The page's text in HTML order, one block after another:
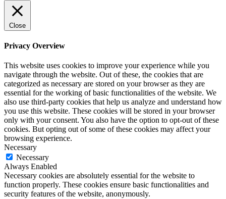
Close
Privacy Overview
This website uses cookies to improve your experience while you
navigate through the website. Out of these, the cookies that are
categorized as necessary are stored on your browser as they are
essential for the working of basic functionalities of the website. We
also use third-party cookies that help us analyze and understand how
you use this website. These cookies will be stored in your browser
only with your consent. You also have the option to opt-out of these
cookies. But opting out of some of these cookies may affect your
browsing experience.
Necessary
Necessary
Always Enabled
Necessary cookies are absolutely essential for the website to
function properly. These cookies ensure basic functionalities and
security features of the website, anonymously.